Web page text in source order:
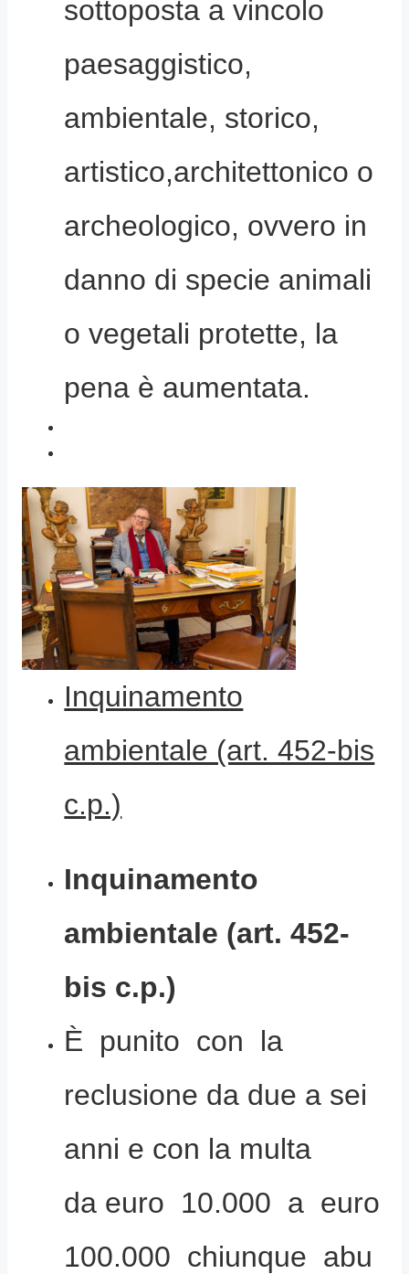
sottoposta a vincolo
paesaggistico,
ambientale, storico,
artistico,architettonico o
archeologico, ovvero in
danno di specie animali
o vegetali protette, la
pena è aumentata.
Inquinamento
ambientale (art. 452-bis
c.p.)
Inquinamento
ambientale (art. 452-
bis c.p.)
È punito con la
reclusione da due a sei
anni e con la multa
da euro 10.000 a euro
100.000 chiunque abu